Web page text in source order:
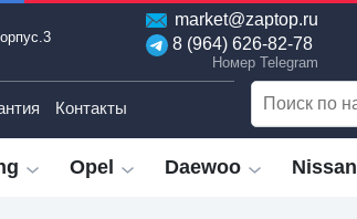
market@zaptop.ru
8 (964) 626-82-78
Номер Telegram
Контакты
Opel Daewoo Nissan